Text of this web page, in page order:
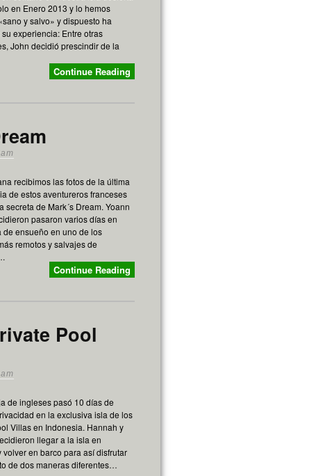
en Enero 2013 y lo hemos
y salvo» y dispuesto ha
experiencia: Entre otras
John decidió prescindir de la
Continue Reading
recibimos las fotos de la última
de estos aventureros franceses
secreta de Mark´s Dream. Yoann
pasaron varios días en
de ensueño en uno de los
remotos y salvajes de
Continue Reading
Pool
de ingleses pasó 10 días de
en la exclusiva isla de los
Villas en Indonesia. Hannah y
llegar a la isla en
volver en barco para así disfrutar
de dos maneras diferentes…